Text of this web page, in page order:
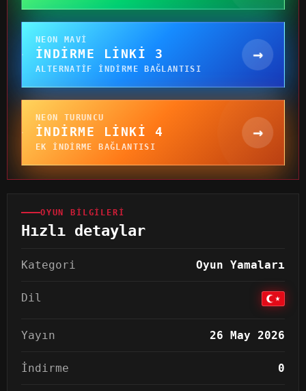
NEON MAVI
İNDIRME LINKI 3
ALTERNATIF INDIRME BAĞLANTISI
→
NEON TURUNCU
İNDIRME LINKI 4
EK INDIRME BAĞLANTISI
→
OYUN BILGILERI
Hızlı detaylar
Kategori Oyun Yamaları
Dil
Yayın 26 May 2026
İndirme 0